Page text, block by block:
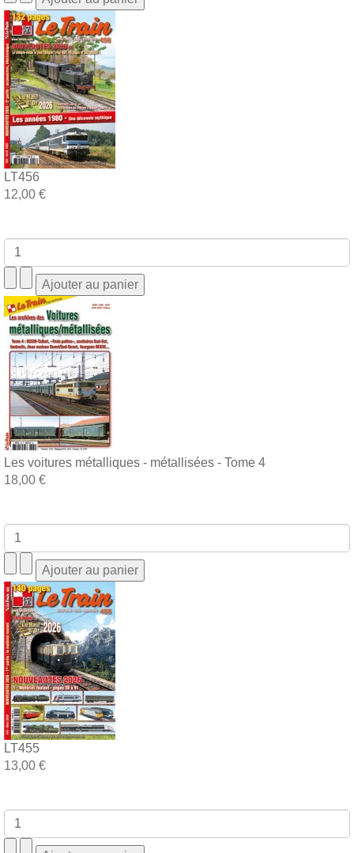
LT456
12,00 €
Les voitures métalliques - métallisées - Tome 4
18,00 €
LT455
13,00 €